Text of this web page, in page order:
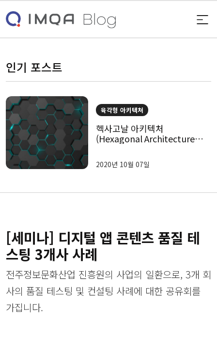
인기 포스트
육각형 아키텍쳐
헥사고날 아키텍처
(Hexagonal Architecture)
2020년 10월 07일
[세미나] 디지털 앱 콘텐츠 품질 테
스팅 3개사 사례
전주정보문화산업 진흥원의 사업의 일환으로, 3개 회
사의 품질 테스팅 및 컨설팅 사례에 대한 공유회를
가집니다.